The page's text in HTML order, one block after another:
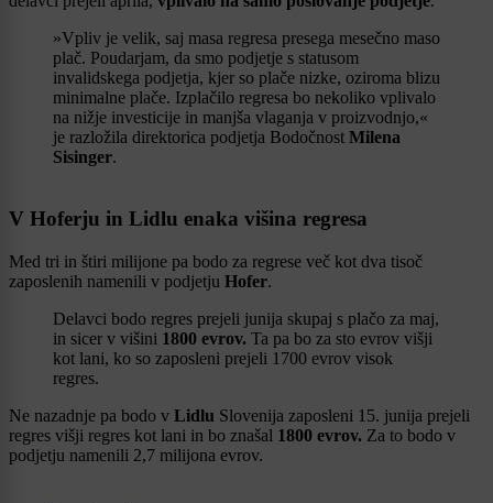
»Vpliv je velik, saj masa regresa presega mesečno maso
plač. Poudarjam, da smo podjetje s statusom
invalidskega podjetja, kjer so plače nizke, oziroma blizu
minimalne plače. Izplačilo regresa bo nekoliko vplivalo
na nižje investicije in manjša vlaganja v proizvodnjo,«
je razložila direktorica podjetja Bodočnost Milena
Sisinger.
V Hoferju in Lidlu enaka višina regresa
Med tri in štiri milijone pa bodo za regrese več kot dva tisoč
zaposlenih namenili v podjetju Hofer.
Delavci bodo regres prejeli junija skupaj s plačo za maj,
in sicer v višini 1800 evrov. Ta pa bo za sto evrov višji
kot lani, ko so zaposleni prejeli 1700 evrov visok
regres.
Ne nazadnje pa bodo v Lidlu Slovenija zaposleni 15. junija prejeli
regres višji regres kot lani in bo znašal 1800 evrov. Za to bodo v
podjetju namenili 2,7 milijona evrov.